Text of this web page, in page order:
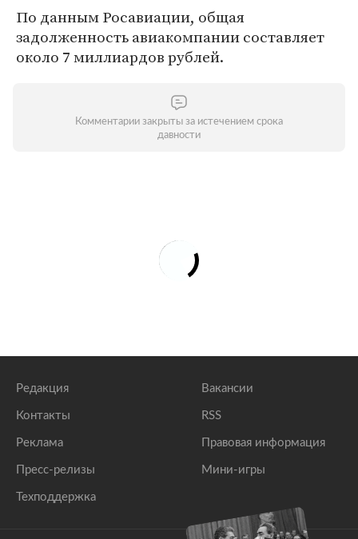
По данным Росавиации, общая
задолженность авиакомпании составляет
около 7 миллиардов рублей.
Комментарии закрыты за истечением срока
давности
Редакция
Контакты
Реклама
Пресс-релизы
Техподдержка
Вакансии
RSS
Правовая информация
Мини-игры